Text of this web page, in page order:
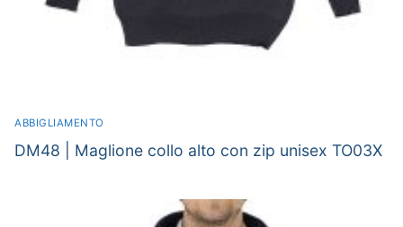
ABBIGLIAMENTO
DM48 | Maglione collo alto con zip unisex TO03X